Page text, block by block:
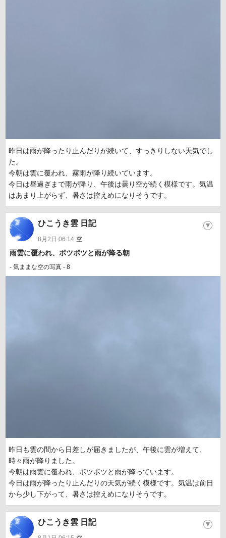
昨日は雨が降ったり止んだりが続いて、すっきりしない天気でし
た。
今朝は雲に覆われ、霧雨が降り続いています。
今日は昼過ぎまで雨が降り、午後は曇り空が続く模様です。気温
はあまり上がらず、暑さは控えめになりそうです。
ひこうき雲 日記
8月2日 06:14 空
▼
雨雲に覆われ、ポツポツと雨が降る朝
- 気ままな空の写真 - 8
昨日も雲の間から日差しが届きましたが、午後に雲が増えて、
時々雨が降りました。
今朝は雨雲に覆われ、ポツポツと雨が降っています。
今日は雨が降ったり止んだりの天気が続く模様です。気温は前日
から少し下がって、暑さは控えめになりそうです。
ひこうき雲 日記 ▼